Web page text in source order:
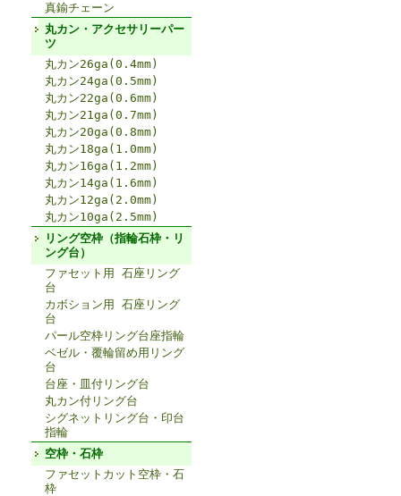
真鍮チェーン
丸カン・アクセサリーパー
ツ
丸カン26ga(0.4mm)
丸カン24ga(0.5mm)
丸カン22ga(0.6mm)
丸カン21ga(0.7mm)
丸カン20ga(0.8mm)
丸カン18ga(1.0mm)
丸カン16ga(1.2mm)
丸カン14ga(1.6mm)
丸カン12ga(2.0mm)
丸カン10ga(2.5mm)
リング空枠（指輪石枠・リ
ング台）
ファセット用 石座リング
台
カボション用 石座リング
台
パール空枠リング台座指輪
ベゼル・覆輪留め用リング
台
台座・皿付リング台
丸カン付リング台
シグネットリング台・印台
指輪
空枠・石枠
ファセットカット空枠・石
枠